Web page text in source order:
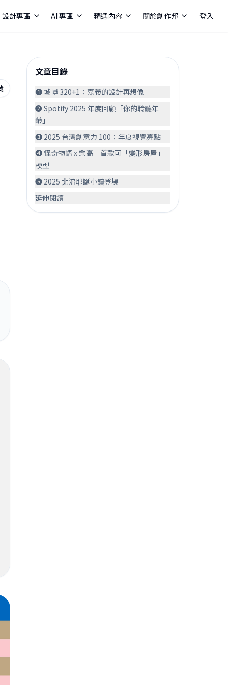
設計專區 AI 專區 精選內容 關於創作邦 登入
文章目錄
❶ 城博 320+1：嘉義的設計再想像
❷ Spotify 2025 年度回顧「你的聆聽年
齡」
❸ 2025 台灣創意力 100：年度視覺亮點
❹ 怪奇物語 x 樂高｜首款可「變形房屋」
模型
❺ 2025 北流耶誕小鎮登場
延伸閱讀